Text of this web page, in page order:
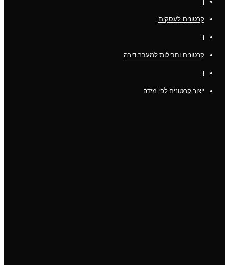
קרטונים לעסקים
קרטונים וחבילות למעבר דירה
ייצור קרטונים לפי מידה